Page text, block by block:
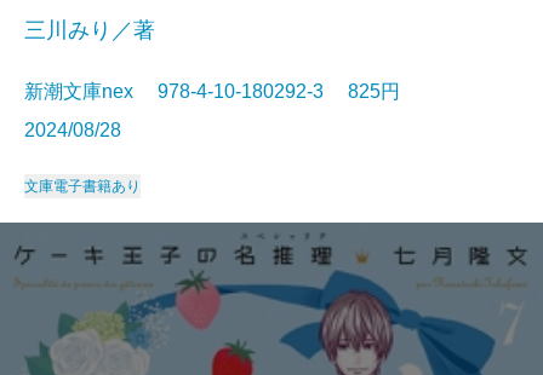
三川みり／著
新潮文庫nex 978-4-10-180292-3 825円
2024/08/28
文庫電子書籍あり